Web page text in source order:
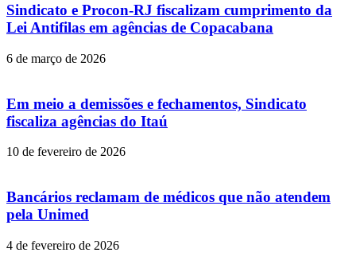
Sindicato e Procon-RJ fiscalizam cumprimento da
Lei Antifilas em agências de Copacabana
6 de março de 2026
Em meio a demissões e fechamentos, Sindicato
fiscaliza agências do Itaú
10 de fevereiro de 2026
Bancários reclamam de médicos que não atendem
pela Unimed
4 de fevereiro de 2026